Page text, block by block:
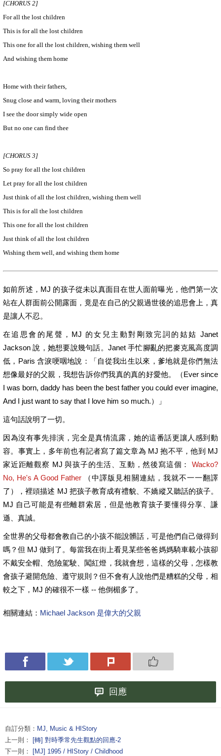
[CHORUS 2]
For all the lost children
This is for all the lost children
This one for all the lost children, wishing them well
And wishing them home
Home with their fathers,
Snug close and warm, loving their mothers
I see the door simply wide open
But no one can find thee
[CHORUS 3]
So pray for all the lost children
Let pray for all the lost children
Just think of all the lost children, wishing them well
This is for all the lost children
This one for all the lost children
Just think of all the lost children
Wishing them well, and wishing them home
如前所述，MJ 的孩子從未以真面目在世人面前曝光，他們第一次
站在人群面前公開露面，竟是在自己的父親過世後的追思會上，真
是讓人不忍。
在追思會的尾聲，MJ 的女兒主動對剛致完詞的姑姑 Janet
Jackson 說，她想要說幾句話。Janet 手忙腳亂的把麥克風高度調
低，Paris 含淚哽咽地說：「自從我出生以來，爹地就是你們無法
想像最好的父親，我想告訴你們我真的真的好愛他。（Ever since
I was born, daddy has been the best father you could ever imagine,
And I just want to say that I love him so much.）」
這句話說明了一切。
因為沒有事先排演，完全是真情流露，她的這番話更讓人感到動
容。事實上，多年前也有記者寫了篇文章為 MJ 抱不平，他到 MJ
家近距離觀察 MJ 與孩子的生活、互動，然後寫這個： Wacko?
No, He's A Good Father （中譯版見相關連結，我就不一一翻譯
了），裡頭描述 MJ 把孩子教育成有禮貌、不嬌縱又聽話的孩子。
MJ 自己可能是有些離群索居，但是他教育孩子要懂得分享、謙
遜、真誠。
全世界的父母都會教自己的小孩不能說髒話，可是他們自己做得到
嗎？但 MJ 做到了。每當我在街上看見某些爸爸媽媽騎車載小孩卻
不戴安全帽、危險駕駛、闖紅燈，我就會想，這樣的父母，怎樣教
會孩子避開危險、遵守規則？但不會有人說他們是糟糕的父母，相
較之下，MJ 的確很不一樣 -- 他倒楣多了。
相關連結： Michael Jackson 是偉大的父親
回應
自訂分類： MJ, Music & HIStory
上一則：
[轉] 對時季常先生觀點的回應-2
下一則：
[MJ] 1995 / HIStory / Childhood